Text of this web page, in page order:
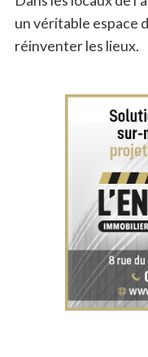
un véritable espace
réinventer les lieux.